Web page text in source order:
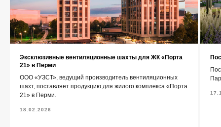
Эксклюзивные вентиляционные шахты для ЖК «Порта
21» в Перми
ООО «УЗСТ», ведущий производитель вентиляционных
шахт, поставляет продукцию для жилого комплекса «Порта
21» в Перми.
18.02.2026
Политика конфиденциальности
Екатеринбург, Гурзуфская 44
+7 (343) 227-22-20
info@1uzst.ru